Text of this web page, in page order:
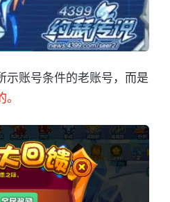
示账号条件的老账号，而是